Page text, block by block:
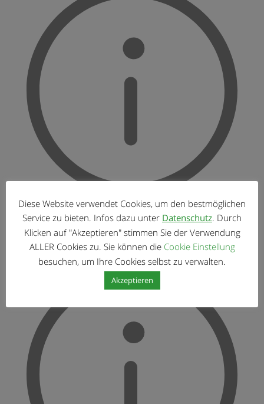
Bitte geben Sie hier den Betrag ein, den Sie für ein
Haus bezahlen möchten.
Anzahlung
Diese Website verwendet Cookies, um den bestmöglichen
Service zu bieten. Infos dazu unter Datenschutz. Durch
Klicken auf "Akzeptieren" stimmen Sie der Verwendung
ALLER Cookies zu. Sie können die Cookie Einstellung
besuchen, um Ihre Cookies selbst zu verwalten.
Akzeptieren